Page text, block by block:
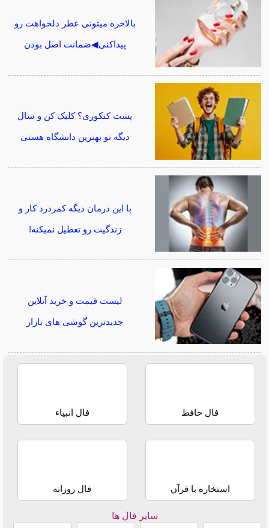
بالاخره میتونی عطر دلخواهت رو
پیداکنی◀ضمانت اصل بودن
پشت کنکوری؟ کلیک کن و سال
دیگه تو بهترین دانشگاه هستی
با این درمان دیگه کمردرد کار و
زندگیت رو تعطیل نمیکنه!
لیست قیمت و خرید آنلاین
جدیدترین گوشی های بازار
فال حافظ فال انبیاء
استخاره با قرآن فال روزانه
سایر فال ها